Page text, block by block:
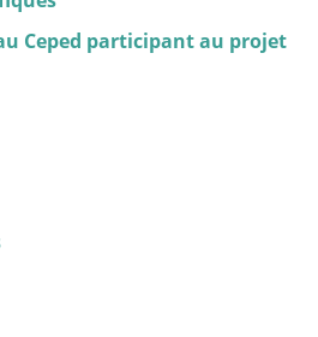
Ceped participant au projet